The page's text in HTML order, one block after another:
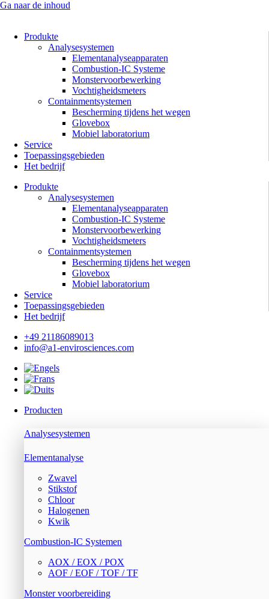
Ga naar de inhoud
Produkte
Analysesystemen
Elementanalyseapparaten
Combustion-IC Systeme
Monstervoorbewerking
Vochtigheidsmeters
Containmentsystemen
Bescherming tijdens het wegen
Glovebox
Mobiel laboratorium
Service
Toepassingsgebieden
Het bedrijf
Produkte
Analysesystemen
Elementanalyseapparaten
Combustion-IC Systeme
Monstervoorbewerking
Vochtigheidsmeters
Containmentsystemen
Bescherming tijdens het wegen
Glovebox
Mobiel laboratorium
Service
Toepassingsgebieden
Het bedrijf
+49 21186089013
info@a1-envirosciences.com
Producten
Analysesystemen
Elementanalyse
Zwavel
Stikstof
Chloor
Halogenen
Kwik
Combustion-IC Systemen
AOX / EOX / POX
AOF / EOF / TOF / TF
Monster voorbereiding